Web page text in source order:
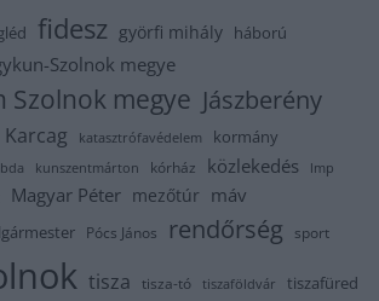
fidesz györfi mihály háború
Szolnok megye
Szolnok megye Jászberény
Karcag katasztrófavédelem kormány
kunszentmárton kórház közlekedés lmp
Magyar Péter mezőtúr máv
Pócs János rendőrség sport
tisza tisza-tó tiszaföldvár tiszafüred